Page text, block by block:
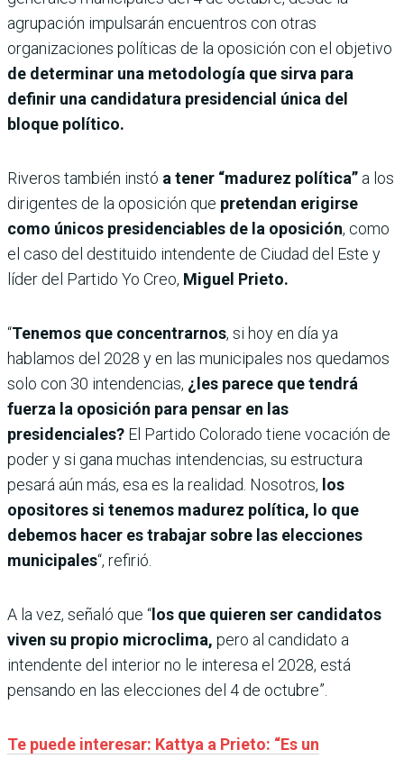
agrupación impulsarán encuentros con otras
organizaciones políticas de la oposición con el objetivo
de determinar una metodología que sirva para
definir una candidatura presidencial única del
bloque político.
Riveros también instó a tener “madurez política” a los
dirigentes de la oposición que pretendan erigirse
como únicos presidenciables de la oposición, como
el caso del destituido intendente de Ciudad del Este y
líder del Partido Yo Creo, Miguel Prieto.
“Tenemos que concentrarnos, si hoy en día ya
hablamos del 2028 y en las municipales nos quedamos
solo con 30 intendencias, ¿les parece que tendrá
fuerza la oposición para pensar en las
presidenciales? El Partido Colorado tiene vocación de
poder y si gana muchas intendencias, su estructura
pesará aún más, esa es la realidad. Nosotros, los
opositores si tenemos madurez política, lo que
debemos hacer es trabajar sobre las elecciones
municipales“, refirió.
A la vez, señaló que “ los que quieren ser candidatos
viven su propio microclima, pero al candidato a
intendente del interior no le interesa el 2028, está
pensando en las elecciones del 4 de octubre”.
Te puede interesar: Kattya a Prieto: “Es un